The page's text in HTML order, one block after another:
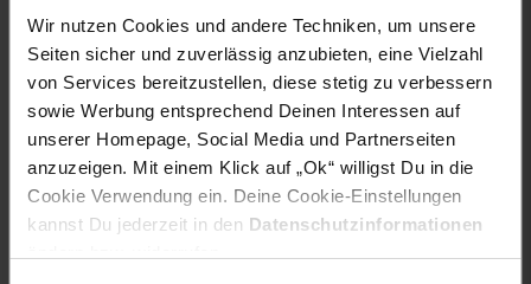
Wir nutzen Cookies und andere Techniken, um unsere
Seiten sicher und zuverlässig anzubieten, eine Vielzahl
von Services bereitzustellen, diese stetig zu verbessern
sowie Werbung entsprechend Deinen Interessen auf
unserer Homepage, Social Media und Partnerseiten
anzuzeigen. Mit einem Klick auf „Ok“ willigst Du in die
Cookie Verwendung ein. Deine Cookie-Einstellungen
kannst Du jederzeit in den Datenschutzinformationen
3.49 *nur 3,49 € Sternchen
Zum Artikel
-34 %
Sie Sparen 34 Prozent,
statt4. 99Alter Preis:
3.29 *
Zum Artikel